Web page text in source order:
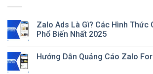
Zalo Ads Là Gì? Các Hình Thức
Phổ Biến Nhất 2025
Hướng Dẫn Quảng Cáo Zalo